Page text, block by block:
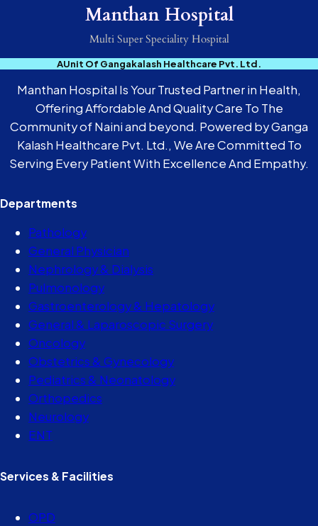
Manthan Hospital
Multi Super Speciality Hospital
AUnit Of Gangakalash Healthcare Pvt. Ltd.
Manthan Hospital Is Your Trusted Partner in Health,
Offering Affordable And Quality Care To The
Community of Naini and beyond. Powered by Ganga
Kalash Healthcare Pvt. Ltd., We Are Committed To
Serving Every Patient With Excellence And Empathy.
Departments
Pathology
General Physician
Nephrology & Dialysis
Pulmonology
Gastroenterology & Hepatology
General & Laparoscopic Surgery
Oncology
Obstetrics & Gynecology
Pediatrics & Neonatology
Orthopedics
Neurology
ENT
Services & Facilities
OPD